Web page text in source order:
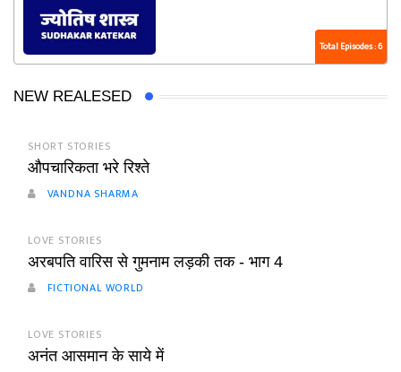
Total Episodes : 6
NEW REALESED
SHORT STORIES
औपचारिकता भरे रिश्ते
VANDNA SHARMA
LOVE STORIES
अरबपति वारिस से गुमनाम लड़की तक - भाग 4
FICTIONAL WORLD
LOVE STORIES
अनंत आसमान के साये में